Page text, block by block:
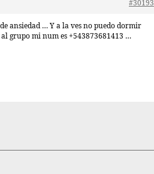
#30193
ansiedad … Y a la ves no puedo dormir
grupo mi num es +543873681413 …